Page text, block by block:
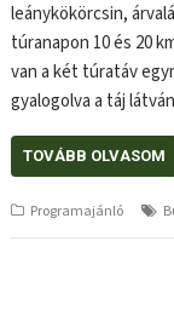
leánykökörcsin,
túranapon 10 és 20
van a két túratáv
gyalogolva a táj
TOVÁBB OLVASOM
Programajánló